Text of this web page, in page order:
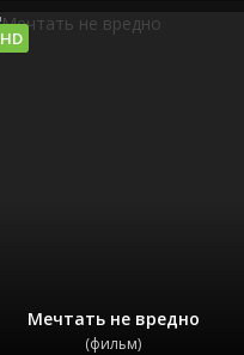
Мечтать не вредно
(фильм)
HD